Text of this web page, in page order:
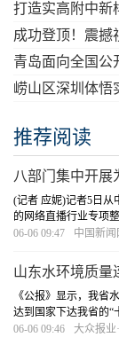
成功登顶！震撼
青岛面向全国公
推荐阅读
八部门集中开展
(记者 应妮)记者5日从
的网络直播行业专项
范，以及网络直播打
06-06 09:47 中国新闻
山东水环境质量
《公报》显示，我省
达到国家下达我省的“
成效。能耗方面，
06-06 09:46 大众报业